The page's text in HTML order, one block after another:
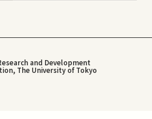
and Development
The University of Tokyo